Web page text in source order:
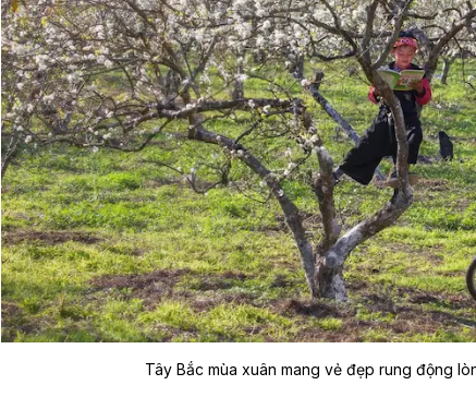
Tây Bắc mùa xuân mang vẻ đẹp rung động